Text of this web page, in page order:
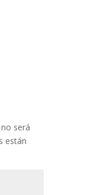
será
están